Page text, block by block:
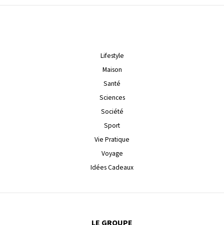
Lifestyle
Maison
Santé
Sciences
Société
Sport
Vie Pratique
Voyage
Idées Cadeaux